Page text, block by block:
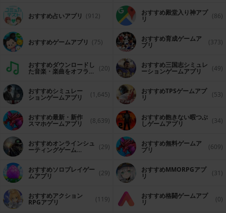
おすすめ占いアプリ (912) おすすめ殿堂入り神アプ
リ (86)
おすすめゲームアプリ (75) おすすめ育成ゲームア
プリ (373)
おすすめダウンロードし
た音楽・楽曲をオフライ (20) おすすめ三国志シミュレ
ーションゲームアプリ (49)
おすすめシミュレー
ションゲームアプリ (1,645) おすすめTPSゲームアプ
リ (53)
おすすめ最新・新作
スマホゲームアプリ (8,639) おすすめ飽きない暇つぶ
しゲームアプリ (34)
おすすめオンラインシュ
ーティングゲーム (29) おすすめ無料ゲームア
プリ (609)
おすすめソロプレイゲー
ムアプリ (29) おすすめ MMORPGアプ
リ (31)
おすすめアクション
RPGアプリ (119) おすすめ格闘ゲームアプ
リ (0)